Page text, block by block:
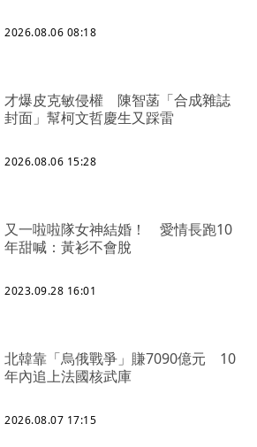
2026.08.06 08:18
才爆皮克敏侵權 陳智菡「合成雜誌
封面」幫柯文哲慶生又踩雷
2026.08.06 15:28
又一啦啦隊女神結婚！ 愛情長跑10
年甜喊：黃衫不會脫
2023.09.28 16:01
北韓靠「烏俄戰爭」賺7090億元 10
年內追上法國核武庫
2026.08.07 17:15